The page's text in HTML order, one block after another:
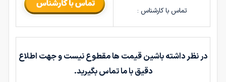
تماس با کارشناس :
در نظر داشته باشین قیمت ها مقطوع نیست و جهت اطلاع
دقیق با ما تماس بگیرید.